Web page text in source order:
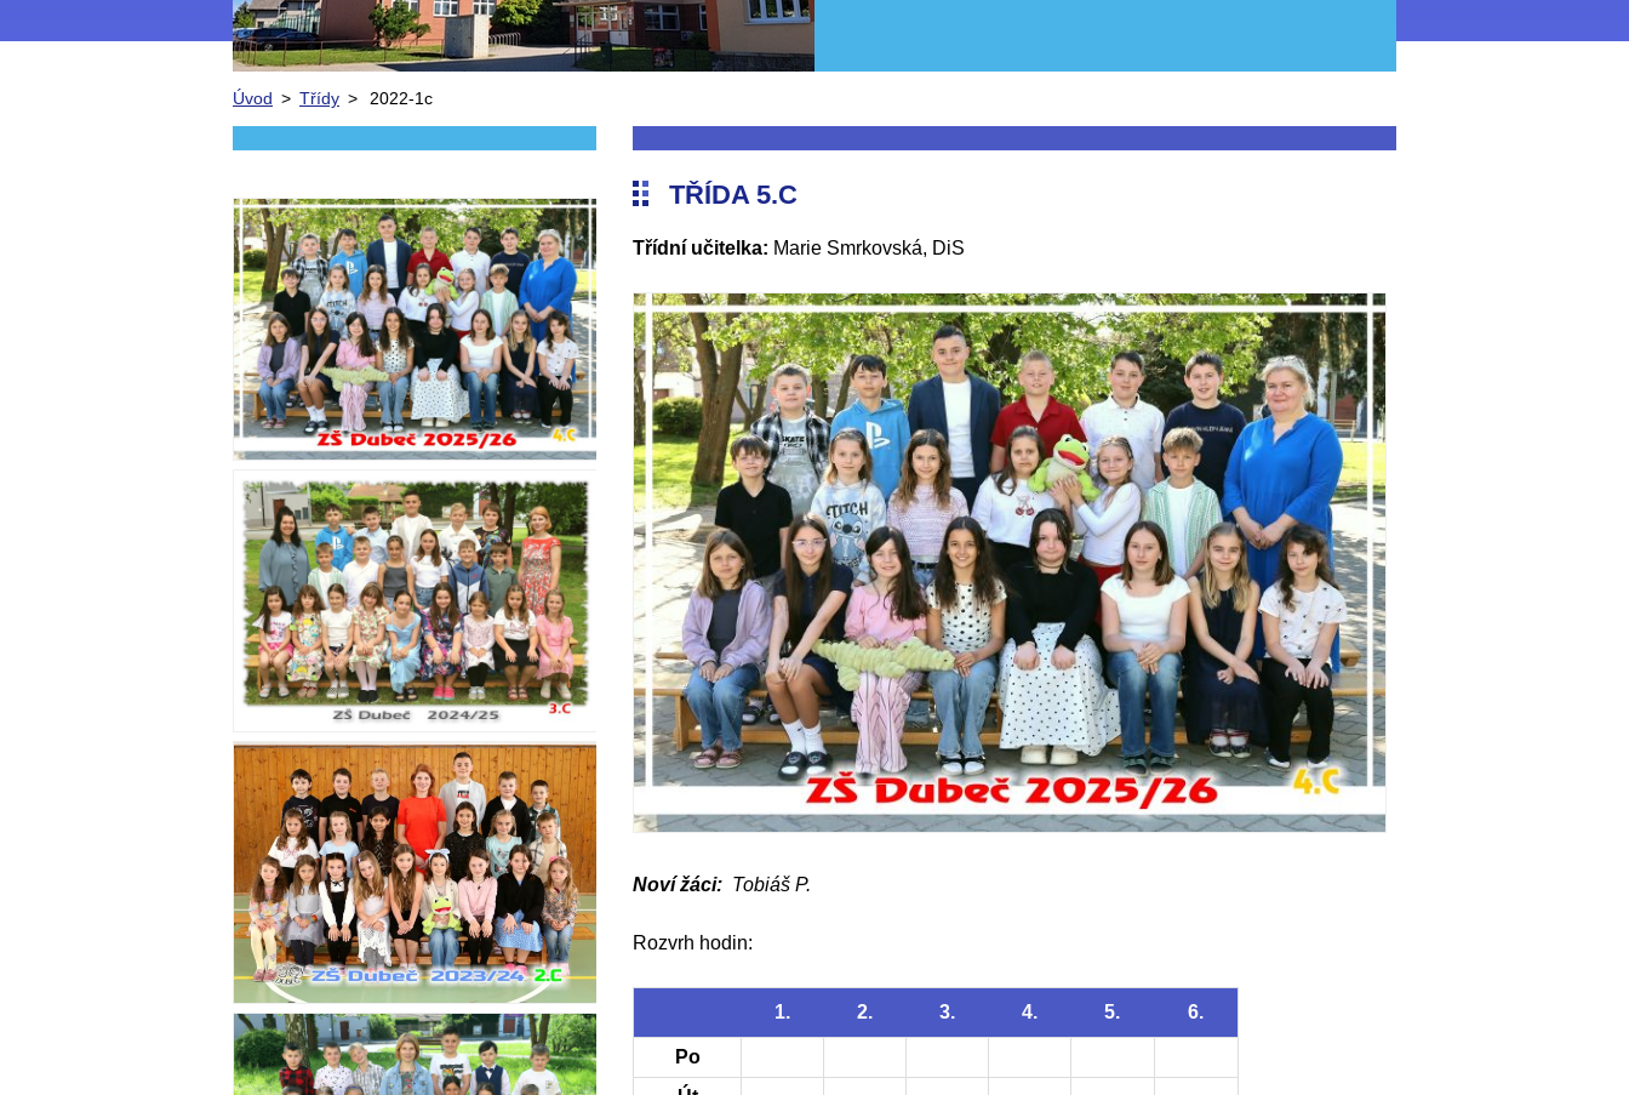
Úvod > Třídy > 2022-1c
TŘÍDA 5.C
Třídní učitelka: Marie Smrkovská, DiS
Noví žáci: Tobiáš P.
Rozvrh hodin:
1. 2. 3. 4. 5. 6.
Po